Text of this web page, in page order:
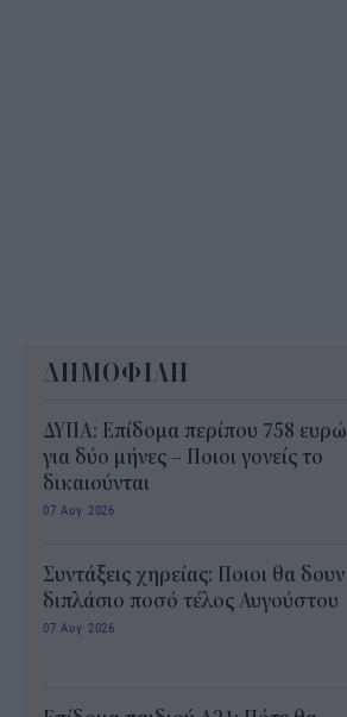
ΔΗΜΟΦΙΛΗ
ΔΥΠΑ: Επίδομα περίπου 758 ευρώ
για δύο μήνες – Ποιοι γονείς το
δικαιούνται
07 Αυγ 2026
Συντάξεις χηρείας: Ποιοι θα δουν
διπλάσιο ποσό τέλος Αυγούστου
07 Αυγ 2026